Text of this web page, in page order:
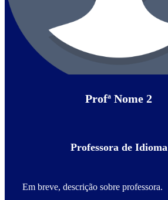
Profª Nome 2
Professora de Idioma
Em breve, descrição sobre professora.